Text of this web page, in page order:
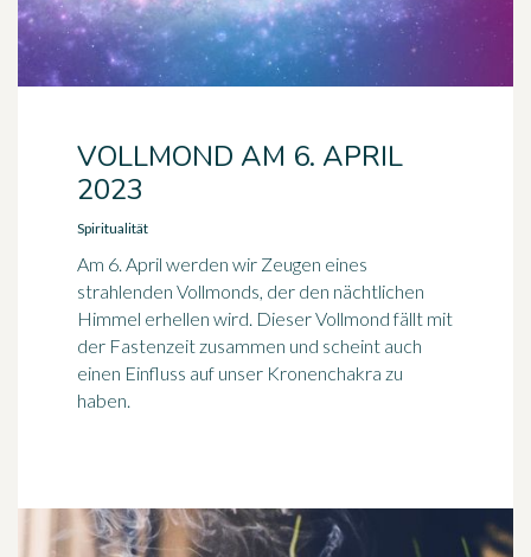
VOLLMOND AM 6. APRIL
2023
Spiritualität
Am 6. April werden wir Zeugen eines
strahlenden Vollmonds, der den nächtlichen
Himmel erhellen wird. Dieser Vollmond fällt mit
der Fastenzeit zusammen und scheint auch
einen Einfluss auf unser Kronenchakra zu
haben.